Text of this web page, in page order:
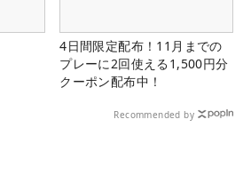
4日間限定配布！11月までの
プレーに2回使える1,500円分
クーポン配布中！
Recommended by